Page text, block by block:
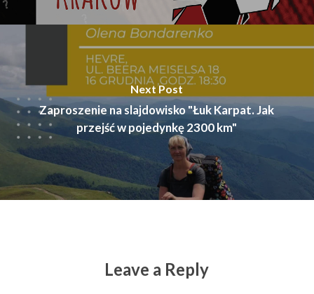
Next Post
Zaproszenie na slajdowisko "Łuk Karpat. Jak
przejść w pojedynkę 2300 km"
Leave a Reply